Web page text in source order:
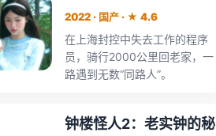
2022 · 国产 · ★ 4.6
在上海封控中失去工作的程序
员，骑行2000公里回老家，一
路遇到无数“同路人”。
钟楼怪人2：老实钟的秘